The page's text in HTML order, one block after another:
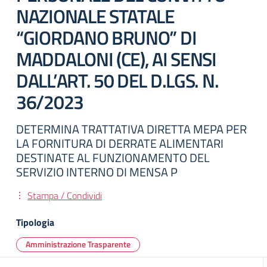
NAZIONALE STATALE
“GIORDANO BRUNO” DI
MADDALONI (CE), AI SENSI
DALL’ART. 50 DEL D.LGS. N.
36/2023
DETERMINA TRATTATIVA DIRETTA MEPA PER
LA FORNITURA DI DERRATE ALIMENTARI
DESTINATE AL FUNZIONAMENTO DEL
SERVIZIO INTERNO DI MENSA P
Stampa / Condividi
Tipologia
Amministrazione Trasparente